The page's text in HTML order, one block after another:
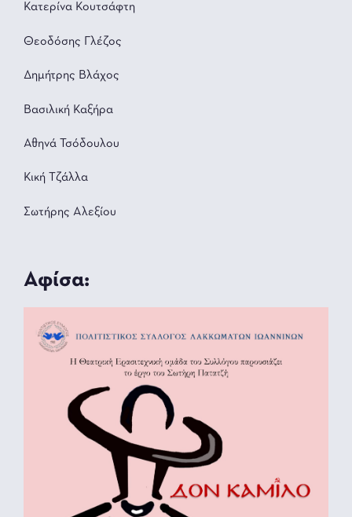
Κατερίνα Κουτσάφτη
Θεοδόσης Γλέζος
Δημήτρης Βλάχος
Βασιλική Καξήρα
Αθηνά Τσόδουλου
Κική Τζάλλα
Σωτήρης Αλεξίου
Αφίσα: